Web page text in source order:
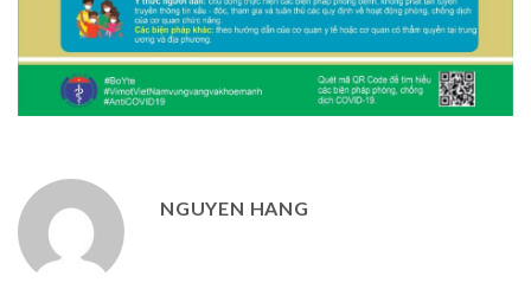
NGUYEN HANG